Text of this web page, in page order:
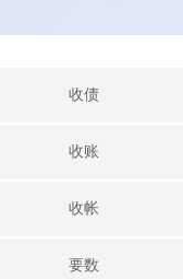
收债
收账
收帐
要数